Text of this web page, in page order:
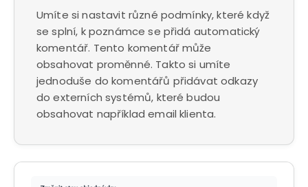
Umíte si nastavit různé podmínky, které když
se splní, k poznámce se přidá automatický
komentář. Tento komentář může
obsahovat proměnné. Takto si umíte
jednoduše do komentářů přidávat odkazy
do externích systémů, které budou
obsahovat například email klienta.